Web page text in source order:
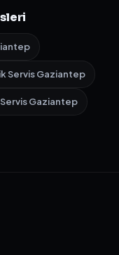
Servis Gaziantep
Gaziantep